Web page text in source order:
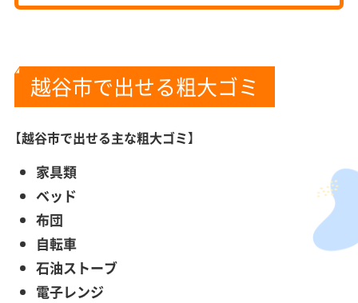
越谷市で出せる粗大ゴミ
【越谷市で出せる主な粗大ゴミ】
家具類
ベッド
布団
自転車
石油ストーブ
電子レンジ